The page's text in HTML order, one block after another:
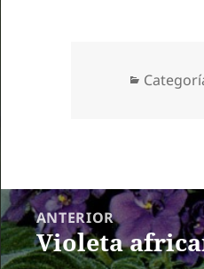
Navegación
de
entradas
ANTERIOR
Entrada anterior:
Violeta